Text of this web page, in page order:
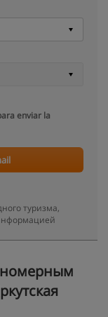
enviar la
туризма,
номерным